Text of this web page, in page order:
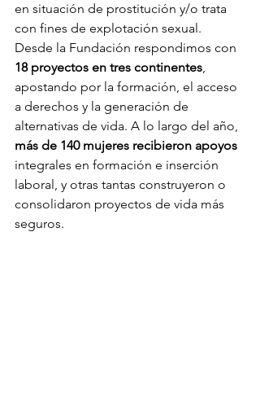
en situación de prostitución y/o trata
con fines de explotación sexual.
Desde la Fundación respondimos con
18 proyectos en tres continentes,
apostando por la formación, el acceso
a derechos y la generación de
alternativas de vida. A lo largo del año,
más de 140 mujeres recibieron apoyos
integrales en formación e inserción
laboral, y otras tantas construyeron o
consolidaron proyectos de vida más
seguros.